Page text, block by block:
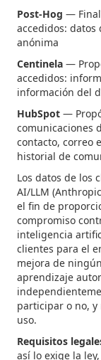
Post-Hog —
accedidos: datos
anónima
Centinela —
accedidos:
información del
HubSpot —
comunicaciones
contacto, correo
historial de
Los datos de los
AI/LLM
el fin de
compromiso
inteligencia
clientes para el
mejora de
aprendizaje
participar o no,
uso.
Requisitos
así lo exige la